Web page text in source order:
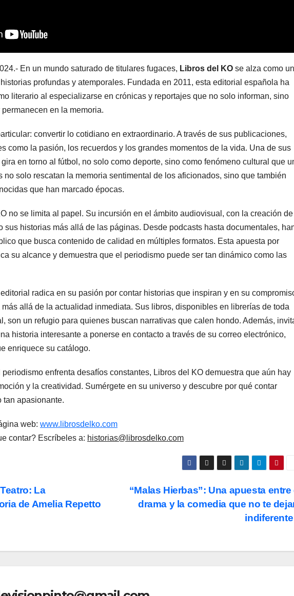
En un mundo saturado de titulares fugaces, Libros del KO se alza como un
profundas y atemporales. Fundada en 2011, esta editorial española ha
literario al especializarse en crónicas y reportajes que no solo informan, sino
en la memoria.
convertir lo cotidiano en extraordinario. A través de sus publicaciones,
como la pasión, los recuerdos y los grandes momentos de la vida. Una de sus
en torno al fútbol, no solo como deporte, sino como fenómeno cultural que
no solo rescatan la memoria sentimental de los aficionados, sino que también
que han marcado épocas.
no se limita al papel. Su incursión en el ámbito audiovisual, con la creación de
sus historias más allá de las páginas. Desde podcasts hasta documentales,
que busca contenido de calidad en múltiples formatos. Esta apuesta por
su alcance y demuestra que el periodismo puede ser tan dinámico como las
radica en su pasión por contar historias que inspiran y en su
allá de la actualidad inmediata. Sus libros, disponibles en librerías de toda
son un refugio para quienes buscan narrativas que calen hondo. Además,
historia interesante a ponerse en contacto a través de su correo electrónico,
enriquece su catálogo.
enfrenta desafíos constantes, Libros del KO demuestra que aún hay
y la creatividad. Sumérgete en su universo y descubre por qué contar
tan apasionante.
web: www.librosdelko.com
contar? Escríbeles a: historias@librosdelko.com
“Malas Hierbas”: Una apuesta entre
drama y la comedia que no te
indiferente
La
de Amelia Repetto